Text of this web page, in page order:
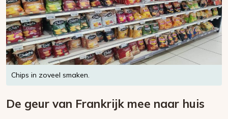
Chips in zoveel smaken.
De geur van Frankrijk mee naar huis